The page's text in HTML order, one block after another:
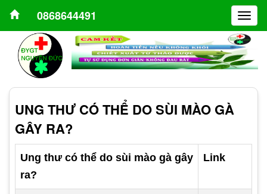
0868644491
UNG THƯ CÓ THỂ DO SÙI MÀO GÀ
GÂY RA?
Ung thư có thể do sùi mào gà gây
ra?
Link